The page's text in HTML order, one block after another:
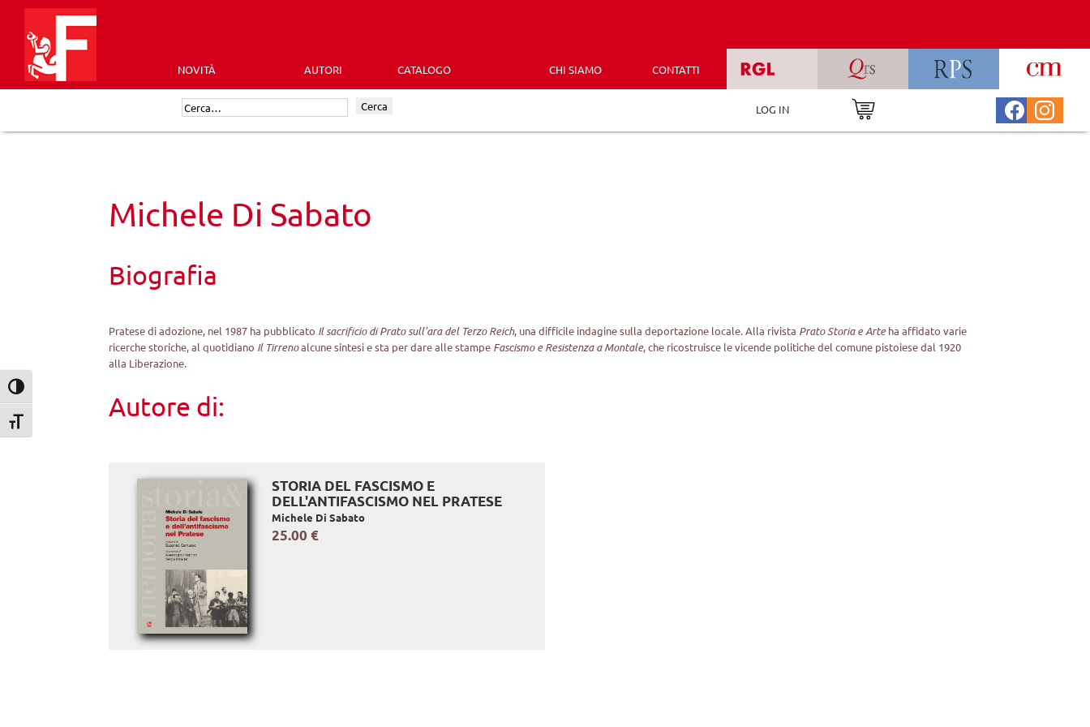
Attiva/disattiva alto contrasto
Attiva/disattiva dimensione testo
content
Futura
Editrice
NOVITÀ AUTORI CATALOGO CHI SIAMO CONTATTI
Cerca: Cerca LOG IN
Michele Di Sabato
Biografia
Pratese di adozione, nel 1987 ha pubblicato Il sacrificio di Prato sull’ara del Terzo Reich, una difficile indagine sulla deportazione locale. Alla rivista Prato Storia e Arteha affidato varie
ricerche storiche, al quotidiano Il Tirrenoalcune sintesi e sta per dare alle stampe Fascismo e Resistenza a Montale, che ricostruisce le vicende politiche del comune pistoiese dal 1920
alla Liberazione.
Autore di:
STORIA DEL FASCISMO E
DELL'ANTIFASCISMO NEL PRATESE
Michele Di Sabato
25.00 €